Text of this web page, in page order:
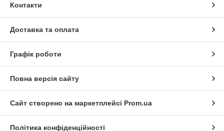
Контакти
Доставка та оплата
Графік роботи
Повна версія сайту
Сайт створено на маркетплейсі Prom.ua
Політика конфіденційності